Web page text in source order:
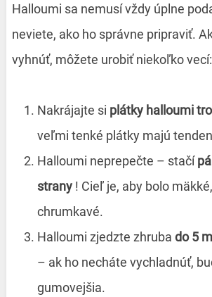
Halloumi sa nemusí vždy úplne
neviete, ako ho správne pripraviť.
vyhnúť, môžete urobiť niekoľko vecí:
Nakrájajte si plátky halloumi
veľmi tenké plátky majú
Halloumi neprepečte – stačí
strany! Cieľ je, aby bolo
chrumkavé.
Halloumi zjedzte zhruba do 5
– ak ho necháte vychladnúť,
gumovejšia.